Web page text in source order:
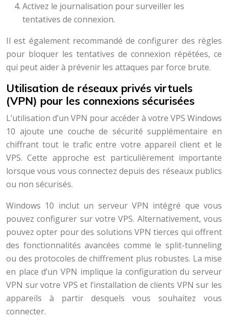
Activez le journalisation pour surveiller les
tentatives de connexion.
Il est également recommandé de configurer des règles
pour bloquer les tentatives de connexion répétées, ce
qui peut aider à prévenir les attaques par force brute.
Utilisation de réseaux privés virtuels
(VPN) pour les connexions sécurisées
L’utilisation d’un VPN pour accéder à votre VPS Windows
10 ajoute une couche de sécurité supplémentaire en
chiffrant tout le trafic entre votre appareil client et le
VPS. Cette approche est particulièrement importante
lorsque vous vous connectez depuis des réseaux publics
ou non sécurisés.
Windows 10 inclut un serveur VPN intégré que vous
pouvez configurer sur votre VPS. Alternativement, vous
pouvez opter pour des solutions VPN tierces qui offrent
des fonctionnalités avancées comme le split-tunneling
ou des protocoles de chiffrement plus robustes. La mise
en place d’un VPN implique la configuration du serveur
VPN sur votre VPS et l’installation de clients VPN sur les
appareils à partir desquels vous souhaitez vous
connecter.